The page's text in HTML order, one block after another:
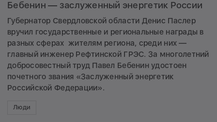
Бебенин — заслуженный энергетик России
Губернатор Свердловской области Денис Паслер
вручил государственные и региональные награды в
разных сферах жителям региона, среди них —
главный инженер Рефтинской ГРЭС. За многолетний
добросовестный труд Павел Бебенин удостоен
почетного звания «Заслуженный энергетик
Российской Федерации».
Люди